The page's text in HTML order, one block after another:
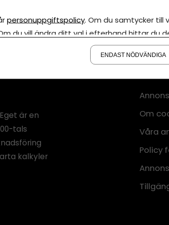
är en
tals
kalkyler
Om
Våra
Policy
personuppgiftspolicy. Om du samtycker till
Om du vill ändra ditt val i efterhand hittar du
ENDAST NÖDVÄNDIGA